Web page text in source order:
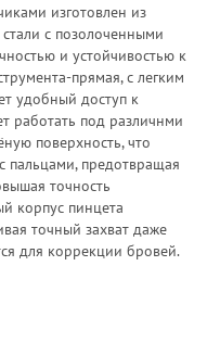
изготовлен из
с позолоченными
и устойчивостью к
прямая, с легким
удобный доступ к
работать под различнми
поверхность, что
пальцами, предотвращая
точность
корпус пинцета
точный захват даже
для коррекции бровей.